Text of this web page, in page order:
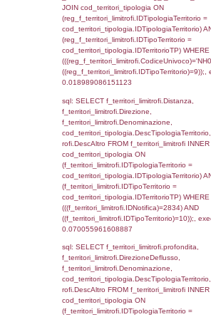
cod_territori_tipologia
0.072074174880981
sql: SELECT
JOIN